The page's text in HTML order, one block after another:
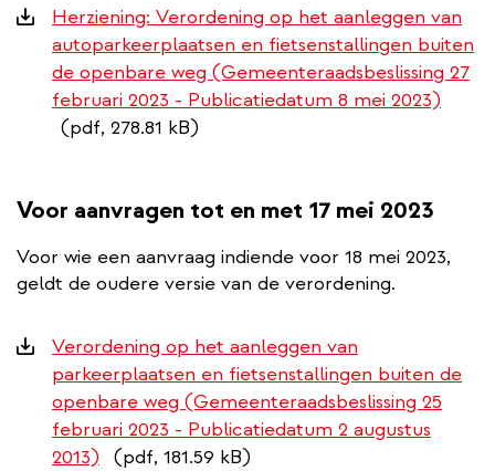
Downloads
Herziening: Verordening op het aanleggen van
autoparkeerplaatsen en fietsenstallingen buiten
de openbare weg (Gemeenteraadsbeslissing 27
februari 2023 - Publicatiedatum 8 mei 2023)
(pdf, 278.81 kB)
Voor aanvragen tot en met 17 mei 2023
Voor wie een aanvraag indiende voor 18 mei 2023,
geldt de oudere versie van de verordening.
Downloads
Verordening op het aanleggen van
parkeerplaatsen en fietsenstallingen buiten de
openbare weg (Gemeenteraadsbeslissing 25
februari 2023 - Publicatiedatum 2 augustus
2013)
(pdf, 181.59 kB)